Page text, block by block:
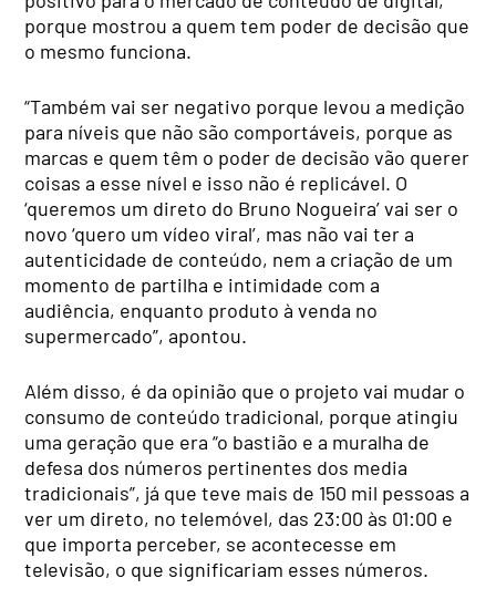
porque mostrou a quem tem poder de decisão que
o mesmo funciona.
“Também vai ser negativo porque levou a medição
para níveis que não são comportáveis, porque as
marcas e quem têm o poder de decisão vão querer
coisas a esse nível e isso não é replicável. O
‘queremos um direto do Bruno Nogueira’ vai ser o
novo ‘quero um vídeo viral’, mas não vai ter a
autenticidade de conteúdo, nem a criação de um
momento de partilha e intimidade com a
audiência, enquanto produto à venda no
supermercado”, apontou.
Além disso, é da opinião que o projeto vai mudar o
consumo de conteúdo tradicional, porque atingiu
uma geração que era “o bastião e a muralha de
defesa dos números pertinentes dos media
tradicionais”, já que teve mais de 150 mil pessoas a
ver um direto, no telemóvel, das 23:00 às 01:00 e
que importa perceber, se acontecesse em
televisão, o que significariam esses números.